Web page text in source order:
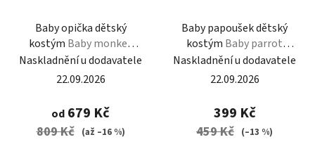
Baby opička dětský
kostým Baby monkey
costume
Naskladnění u dodavatele
22.09.2026
od 679 Kč
809 Kč (až –16 %)
Baby papoušek dětský
kostým Baby parrot
costume
Naskladnění u dodavatele
22.09.2026
399 Kč
459 Kč (–13 %)